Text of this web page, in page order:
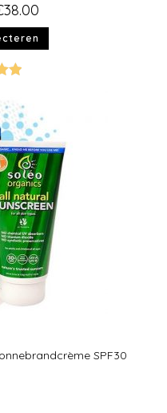
38.00
5
SPF30